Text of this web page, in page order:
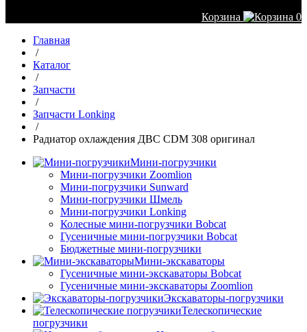
Корзина
0
Главная
/
Каталог
/
Запчасти
/
Запчасти Lonking
/
Радиатор охлаждения ДВС CDM 308 оригинал
Мини-погрузчики
Мини-погрузчики Zoomlion
Мини-погрузчики Sunward
Мини-погрузчики Шмель
Мини-погрузчики Lonking
Колесные мини-погрузчики Bobcat
Гусеничные мини-погрузчики Bobcat
Бюджетные мини-погрузчики
Мини-экскаваторы
Гусеничные мини-экскаваторы Bobcat
Гусеничные мини-экскаваторы Zoomlion
Экскаваторы-погрузчики
Телескопические
погрузчики